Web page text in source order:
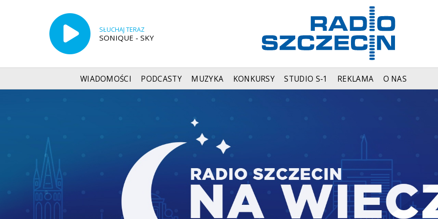
SŁUCHAJ TERAZ
SONIQUE - SKY
WIADOMOŚCI PODCASTY MUZYKA KONKURSY STUDIO S-1 REKLAMA O NAS